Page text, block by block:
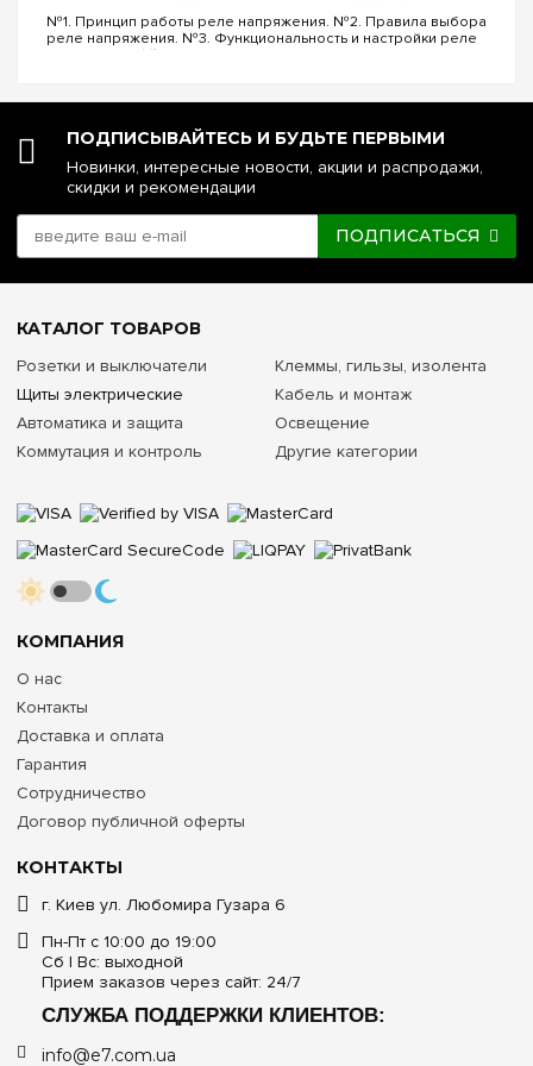
№1. Принцип работы реле напряжения. №2. Правила выбора
реле напряжения. №3. Функциональность и настройки реле
напряжения. №4. Управление реле напряжения через Wi-Fi.
ПОДПИСЫВАЙТЕСЬ И БУДЬТЕ ПЕРВЫМИ
Новинки, интересные новости, акции и распродажи,
скидки и рекомендации
ПОДПИСАТЬСЯ
КОНТАКТЫ
г. Киев ул. Любомира Гузара 6
Пн-Пт с 10:00 до 19:00
Сб | Вс: выходной
Прием заказов через сайт: 24/7
СЛУЖБА ПОДДЕРЖКИ КЛИЕНТОВ:
info@e7.com.ua
КОМПАНИЯ
О нас
Контакты
Доставка и оплата
Гарантия
Сотрудничество
Договор публичной оферты
КАТАЛОГ ТОВАРОВ
Розетки и выключатели
Щиты электрические
Автоматика и защита
Коммутация и контроль
Клеммы, гильзы, изолента
Кабель и монтаж
Освещение
Другие категории